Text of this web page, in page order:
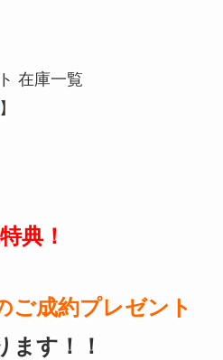
在庫一覧
典！
ご成約プレゼント
ます！！